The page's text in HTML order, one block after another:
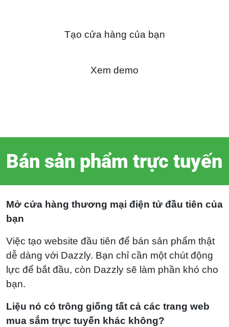
Tạo cửa hàng của bạn
Xem demo
Bán sản phẩm trực tuyến
Mở cửa hàng thương mại điện tử đầu tiên của
bạn
Việc tạo website đầu tiên để bán sản phẩm thật
dễ dàng với Dazzly. Bạn chỉ cần một chút động
lực để bắt đầu, còn Dazzly sẽ làm phần khó cho
bạn.
Liệu nó có trông giống tất cả các trang web
mua sắm trực tuyến khác không?